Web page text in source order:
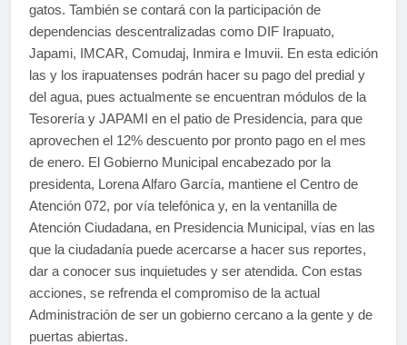
gatos. También se contará con la participación de
dependencias descentralizadas como DIF Irapuato,
Japami, IMCAR, Comudaj, Inmira e Imuvii. En esta edición
las y los irapuatenses podrán hacer su pago del predial y
del agua, pues actualmente se encuentran módulos de la
Tesorería y JAPAMI en el patio de Presidencia, para que
aprovechen el 12% descuento por pronto pago en el mes
de enero. El Gobierno Municipal encabezado por la
presidenta, Lorena Alfaro García, mantiene el Centro de
Atención 072, por vía telefónica y, en la ventanilla de
Atención Ciudadana, en Presidencia Municipal, vías en las
que la ciudadanía puede acercarse a hacer sus reportes,
dar a conocer sus inquietudes y ser atendida. Con estas
acciones, se refrenda el compromiso de la actual
Administración de ser un gobierno cercano a la gente y de
puertas abiertas.